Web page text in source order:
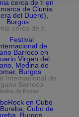
cerca de ti
Internacional de
Barroco
de Pomar